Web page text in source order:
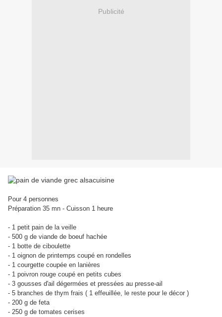
Publicité
Pour 4 personnes
Préparation 35 mn - Cuisson 1 heure
- 1 petit pain de la veille
- 500 g de viande de boeuf hachée
- 1 botte de ciboulette
- 1 oignon de printemps coupé en rondelles
- 1 courgette coupée en lanières
- 1 poivron rouge coupé en petits cubes
- 3 gousses d'ail dégermées et pressées au presse-ail
- 5 branches de thym frais ( 1 effeuillée, le reste pour le décor )
- 200 g de feta
- 250 g de tomates cerises